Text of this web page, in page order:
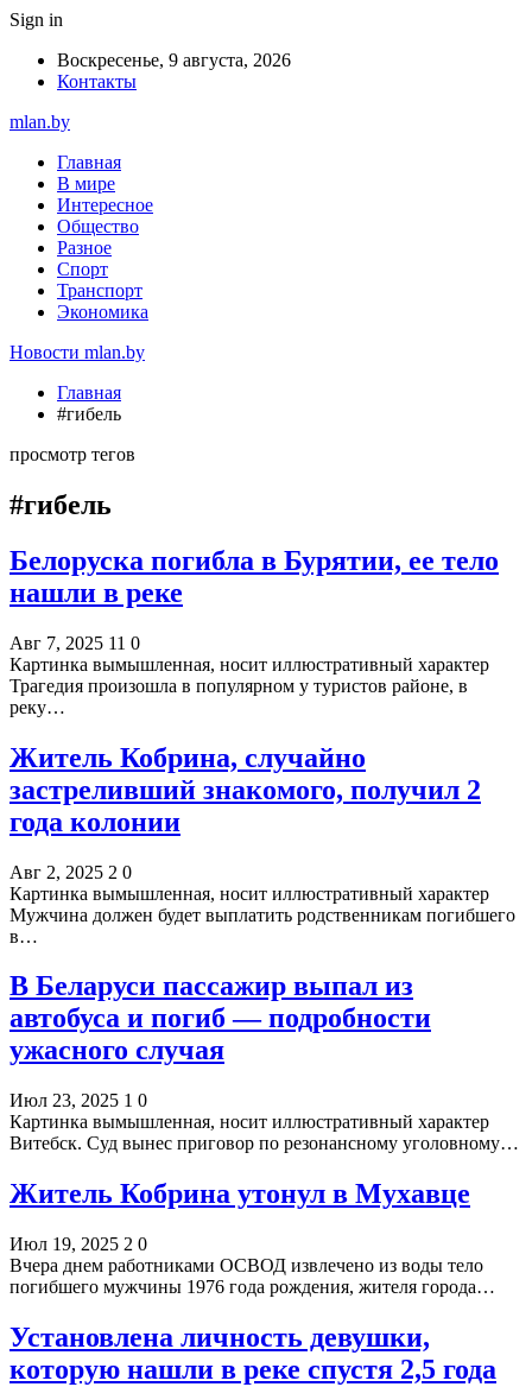
Sign in
Воскресенье, 9 августа, 2026
Контакты
mlan.by
Главная
В мире
Интересное
Общество
Разное
Спорт
Транспорт
Экономика
Новости mlan.by
Главная
#гибель
просмотр тегов
#гибель
Белоруска погибла в Бурятии, ее тело
нашли в реке
Авг 7, 2025 11 0
Картинка вымышленная, носит иллюстративный характер
Трагедия произошла в популярном у туристов районе, в
реку…
Житель Кобрина, случайно
застреливший знакомого, получил 2
года колонии
Авг 2, 2025 2 0
Картинка вымышленная, носит иллюстративный характер
Мужчина должен будет выплатить родственникам погибшего
в…
В Беларуси пассажир выпал из
автобуса и погиб — подробности
ужасного случая
Июл 23, 2025 1 0
Картинка вымышленная, носит иллюстративный характер
Витебск. Суд вынес приговор по резонансному уголовному…
Житель Кобрина утонул в Мухавце
Июл 19, 2025 2 0
Вчера днем работниками ОСВОД извлечено из воды тело
погибшего мужчины 1976 года рождения, жителя города…
Установлена личность девушки,
которую нашли в реке спустя 2,5 года